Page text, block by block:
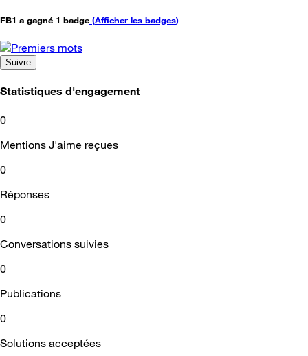
FB1 a gagné 1 badge (Afficher les badges)
Suivre
Statistiques d'engagement
0
Mentions J'aime reçues
0
Réponses
0
Conversations suivies
0
Publications
0
Solutions acceptées